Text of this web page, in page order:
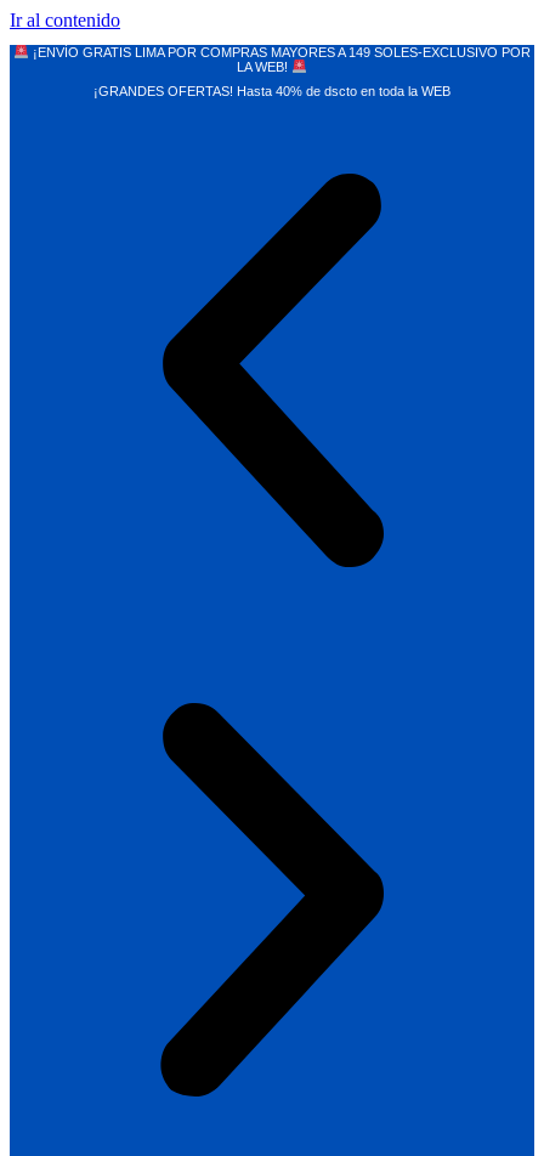
Ir al contenido
¡ENVÍO GRATIS LIMA POR COMPRAS MAYORES A 149 SOLES-EXCLUSIVO POR
LA WEB!
¡GRANDES OFERTAS! Hasta 40% de dscto en toda la WEB